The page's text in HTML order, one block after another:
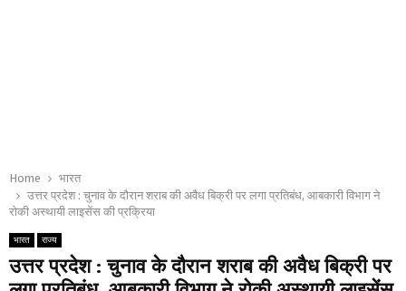
Home
भारत
उत्तर प्रदेश : चुनाव के दौरान शराब की अवैध बिक्री पर लगा प्रतिबंध, आबकारी विभाग ने
रोकी अस्थायी लाइसेंस की प्रक्रिया
भारत राज्य
उत्तर प्रदेश : चुनाव के दौरान शराब की अवैध बिक्री पर